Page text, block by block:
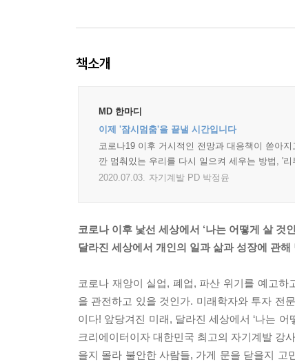
책소개
MD 한마디
이제 '잠시멈춤'을 끝낼 시간입니다
코로나19 이후 거시적인 전망과 대응책이 쏟아
깐 멈춰있는 우리를 다시 일으켜 세우는 방법, '
2020.07.03. 자기계발 PD 박정윤
코로나 이후 낯선 세상에서 ‘나는 어떻게 살 것
달라진 세상에서 개인의 일과 삶과 성장에 관해
코로나 재앙이 실업, 폐업, 파산 위기를 예고
을 관전하고 있을 것인가. 미래학자와 투자 전
이다! 앞당겨진 미래, 달라진 세상에서 ‘나는
크리에이터이자 대한민국 최고의 자기계발 강
을지 몰라 불안한 사람들, 가게 문을 닫을지 고